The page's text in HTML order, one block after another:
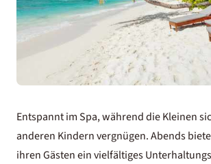
Entspannt im Spa, während die Kleinen
anderen Kindern vergnügen. Abends
ihren Gästen ein vielfältiges